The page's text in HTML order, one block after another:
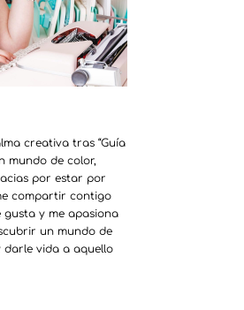
creativa tras “Guía
mundo de color,
por estar por
compartir contigo
y me apasiona
un mundo de
vida a aquello